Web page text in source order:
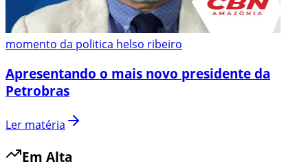
momento da politica helso ribeiro
Apresentando o mais novo presidente da
Petrobras
Ler matéria
Em Alta